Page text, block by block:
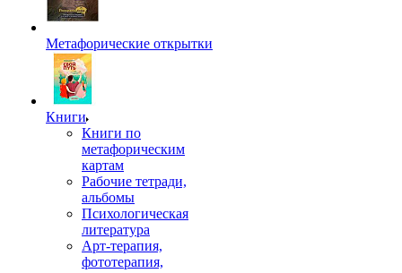
Метафорические открытки
Книги
Книги по
метафорическим
картам
Рабочие тетради,
альбомы
Психологическая
литература
Арт-терапия,
фототерапия,